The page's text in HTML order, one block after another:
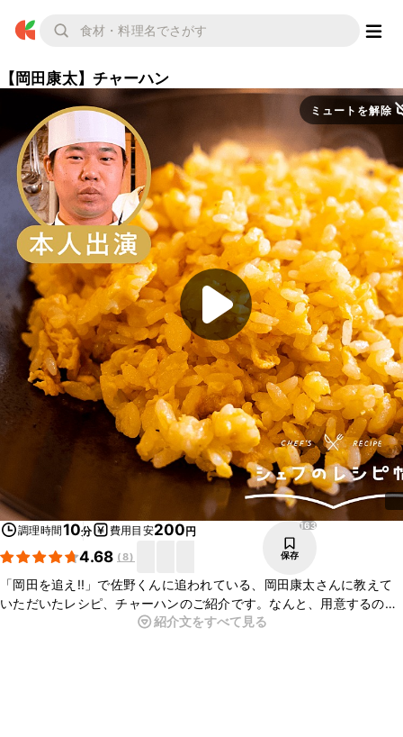
【岡田康太】チャーハン
ミュートを解除
調理時間10分 費用目安200円
4.68 (8)
163
保存
「岡田を追え!!」で佐野くんに追われている、岡田康太さんに教えて
いただいたレシピ、チャーハンのご紹介です。なんと、用意するのは
たった材料5つだけ！パラパラの絶品チャーハンをお作り頂けます
紹介文をすべて見る